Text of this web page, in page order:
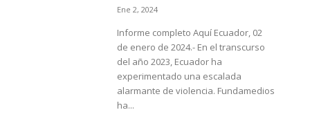
Ene 2, 2024
Informe completo Aquí Ecuador, 02
de enero de 2024.- En el transcurso
del año 2023, Ecuador ha
experimentado una escalada
alarmante de violencia. Fundamedios
ha...